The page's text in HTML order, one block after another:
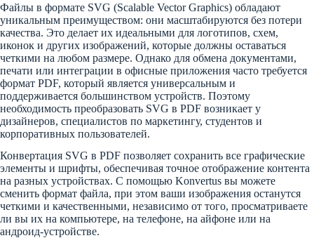
Файлы в формате SVG (Scalable Vector Graphics) обладают
уникальным преимуществом: они масштабируются без потери
качества. Это делает их идеальными для логотипов, схем,
иконок и других изображений, которые должны оставаться
четкими на любом размере. Однако для обмена документами,
печати или интеграции в офисные приложения часто требуется
формат PDF, который является универсальным и
поддерживается большинством устройств. Поэтому
необходимость преобразовать SVG в PDF возникает у
дизайнеров, специалистов по маркетингу, студентов и
корпоративных пользователей.
Конвертация SVG в PDF позволяет сохранить все графические
элементы и шрифты, обеспечивая точное отображение контента
на разных устройствах. С помощью Konvertus вы можете
сменить формат файла, при этом ваши изображения останутся
четкими и качественными, независимо от того, просматриваете
ли вы их на компьютере, на телефоне, на айфоне или на
андроид-устройстве.